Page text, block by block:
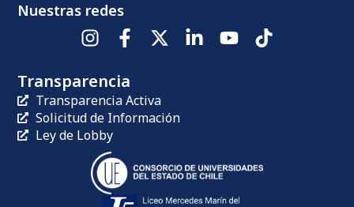
Nuestras redes
Transparencia
Transparencia Activa
Solicitud de Información
Ley de Lobby